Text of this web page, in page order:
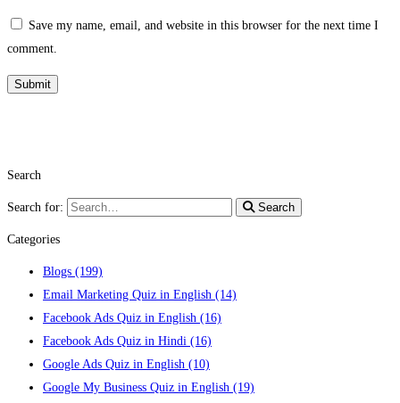
Save my name, email, and website in this browser for the next time I
comment.
Search
Search for: Search
Categories
Blogs (199)
Email Marketing Quiz in English (14)
Facebook Ads Quiz in English (16)
Facebook Ads Quiz in Hindi (16)
Google Ads Quiz in English (10)
Google My Business Quiz in English (19)